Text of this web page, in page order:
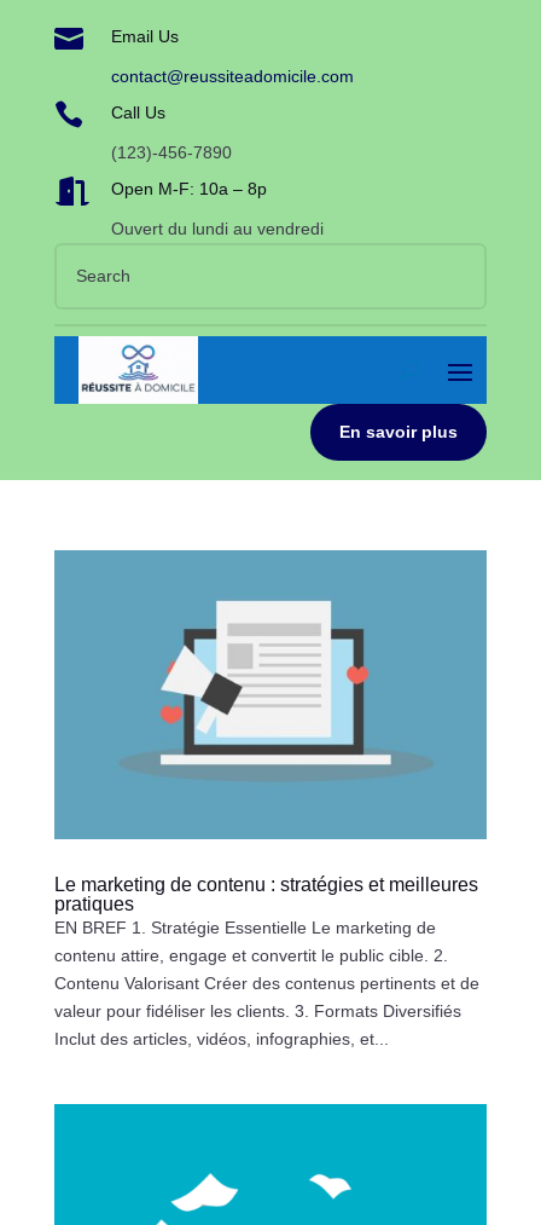
 Email Us
contact@reussiteadomicile.com
 Call Us
(123)-456-7890
 Open M-F: 10a – 8p
Ouvert du lundi au vendredi
En savoir plus
Le marketing de contenu : stratégies et meilleures
pratiques
EN BREF 1. Stratégie Essentielle Le marketing de
contenu attire, engage et convertit le public cible. 2.
Contenu Valorisant Créer des contenus pertinents et de
valeur pour fidéliser les clients. 3. Formats Diversifiés
Inclut des articles, vidéos, infographies, et...